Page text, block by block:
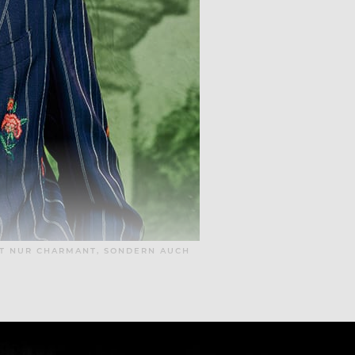
NUR CHARMANT, SONDERN AUCH